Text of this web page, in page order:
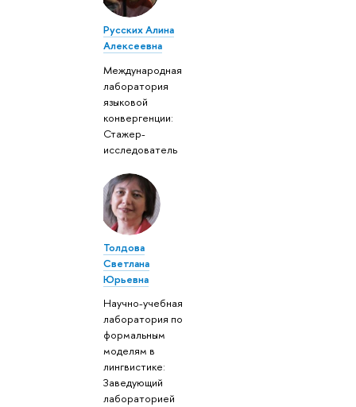
Русских Алина
Алексеевна
Международная
лаборатория
языковой
конвергенции:
Стажер-
исследователь
Толдова
Светлана
Юрьевна
Научно-учебная
лаборатория по
формальным
моделям в
лингвистике:
Заведующий
лабораторией